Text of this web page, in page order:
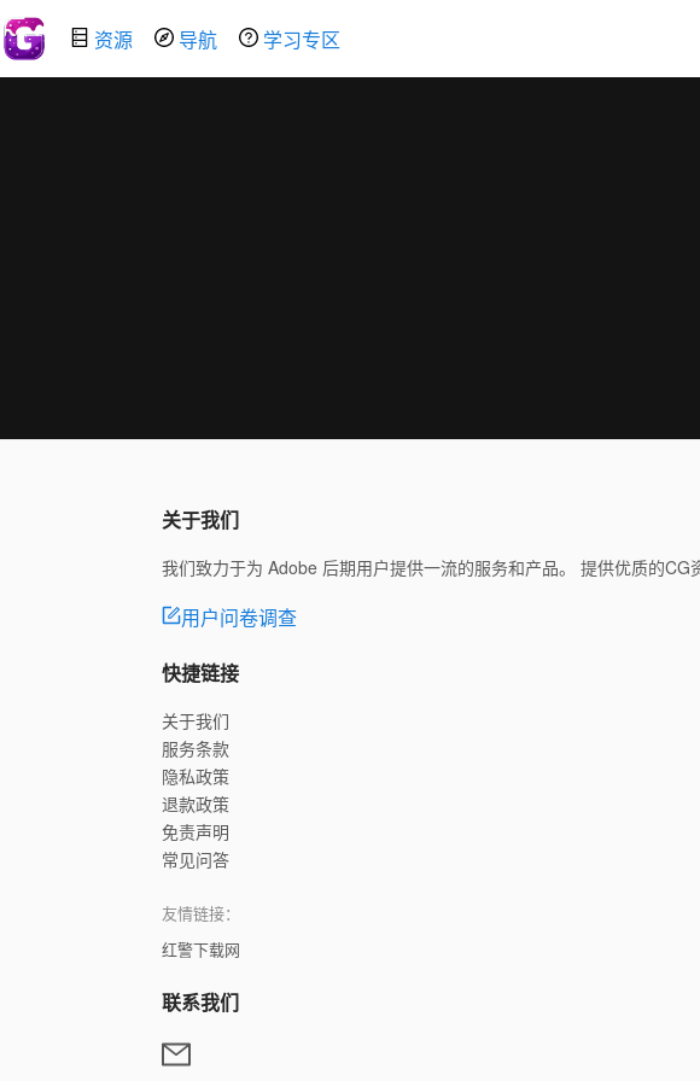
资源 导航 学习专区
关于我们
我们致力于为 Adobe 后期用户提供一流的服务和产品。 提供优质的CG
用户问卷调查
快捷链接
关于我们
服务条款
隐私政策
退款政策
免责声明
常见问答
友情链接：
红警下载网
联系我们